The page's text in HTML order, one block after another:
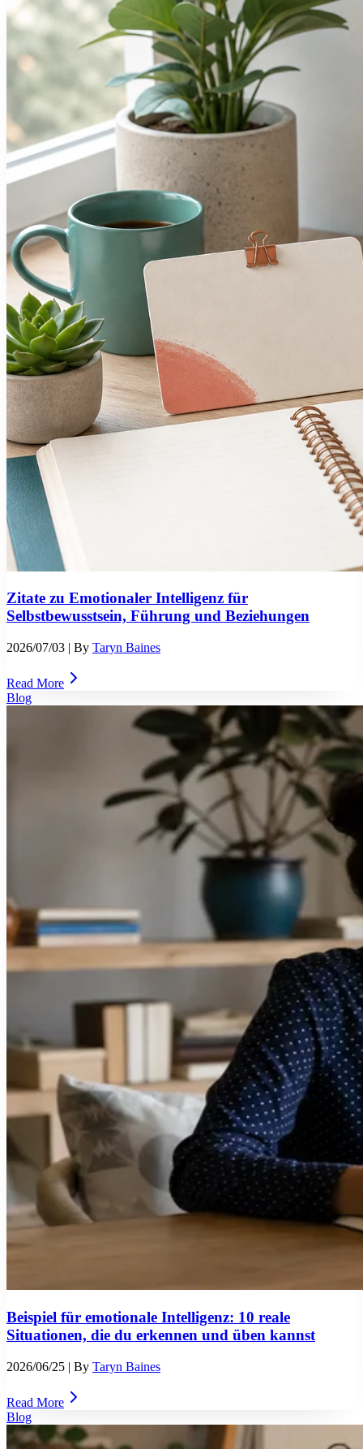
Zitate zu Emotionaler Intelligenz für
Selbstbewusstsein, Führung und Beziehungen
2026/07/03 | By Taryn Baines
Read More
Blog
Beispiel für emotionale Intelligenz: 10 reale
Situationen, die du erkennen und üben kannst
2026/06/25 | By Taryn Baines
Read More
Blog